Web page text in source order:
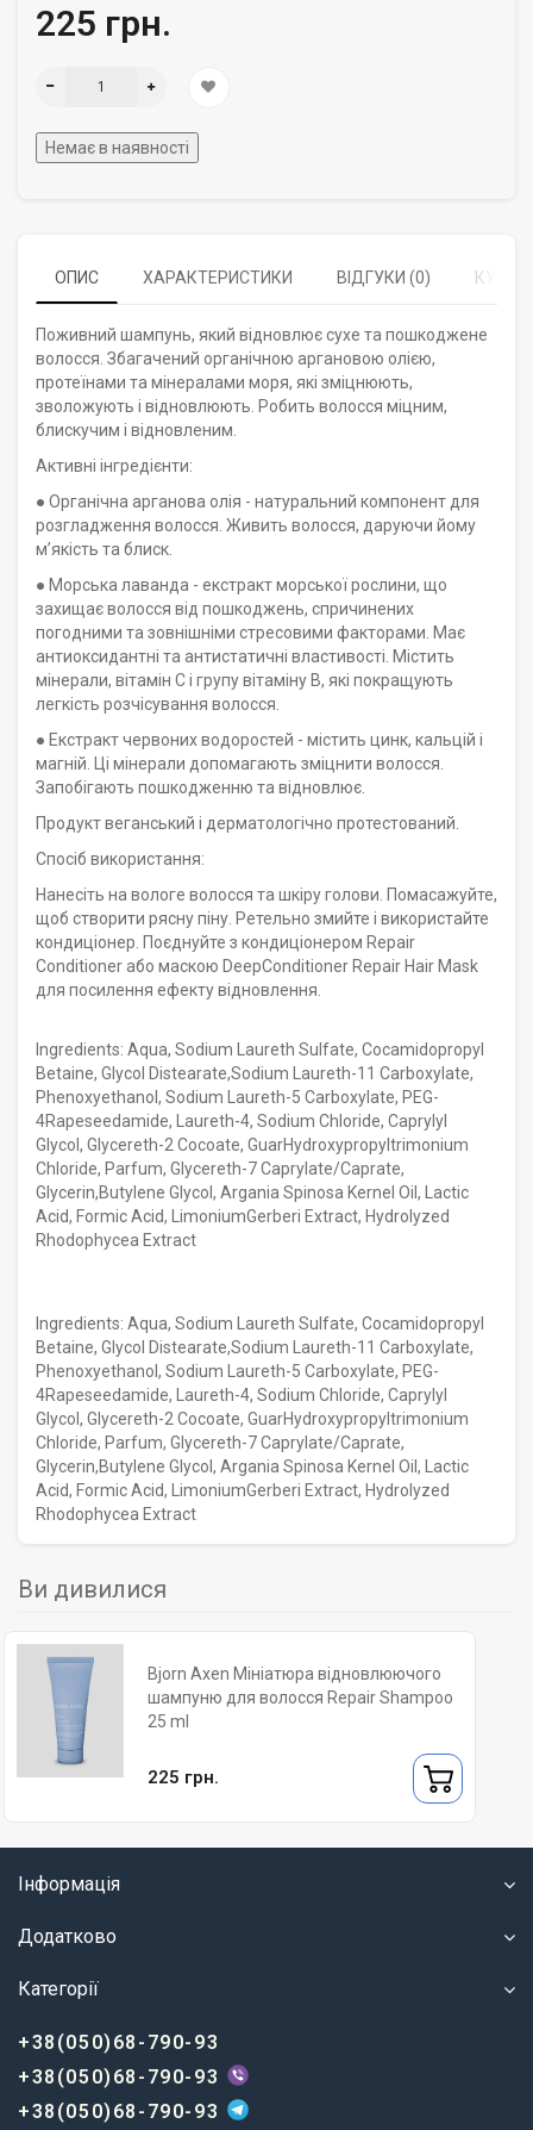
225 грн.
Немає в наявності
ОПИС ХАРАКТЕРИСТИКИ ВІДГУКИ (0)
Поживний шампунь, який відновлює сухе та пошкоджене
волосся. Збагачений органічною аргановою олією,
протеїнами та мінералами моря, які зміцнюють,
зволожують і відновлюють. Робить волосся міцним,
блискучим і відновленим.
Активні інгредієнти:
● Органічна арганова олія - натуральний компонент для
розгладження волосся. Живить волосся, даруючи йому
мʼякість та блиск.
● Морська лаванда - екстракт морської рослини, що
захищає волосся від пошкоджень, спричинених
погодними та зовнішніми стресовими факторами. Має
антиоксидантні та антистатичні властивості. Містить
мінерали, вітамін С і групу вітаміну В, які покращують
легкість розчісування волосся.
● Екстракт червоних водоростей - містить цинк, кальцій і
магній. Ці мінерали допомагають зміцнити волосся.
Запобігають пошкодженню та відновлює.
Продукт веганський і дерматологічно протестований.
Спосіб використання:
Нанесіть на вологе волосся та шкіру голови. Помасажуйте,
щоб створити рясну піну. Ретельно змийте і використайте
кондиціонер. Поєднуйте з кондиціонером Repair
Conditioner або маскою DeepConditioner Repair Hair Mask
для посилення ефекту відновлення.
Ingredients: Aqua, Sodium Laureth Sulfate, Cocamidopropyl
Betaine, Glycol Distearate,Sodium Laureth-11 Carboxylate,
Phenoxyethanol, Sodium Laureth-5 Carboxylate, PEG-
4Rapeseedamide, Laureth-4, Sodium Chloride, Caprylyl
Glycol, Glycereth-2 Cocoate, GuarHydroxypropyltrimonium
Chloride, Parfum, Glycereth-7 Caprylate/Caprate,
Glycerin,Butylene Glycol, Argania Spinosa Kernel Oil, Lactic
Acid, Formic Acid, LimoniumGerberi Extract, Hydrolyzed
Rhodophycea Extract
Ingredients: Aqua, Sodium Laureth Sulfate, Cocamidopropyl
Betaine, Glycol Distearate,Sodium Laureth-11 Carboxylate,
Phenoxyethanol, Sodium Laureth-5 Carboxylate, PEG-
4Rapeseedamide, Laureth-4, Sodium Chloride, Caprylyl
Glycol, Glycereth-2 Cocoate, GuarHydroxypropyltrimonium
Chloride, Parfum, Glycereth-7 Caprylate/Caprate,
Glycerin,Butylene Glycol, Argania Spinosa Kernel Oil, Lactic
Acid, Formic Acid, LimoniumGerberi Extract, Hydrolyzed
Rhodophycea Extract
Ви дивилися
Bjorn Axen Мініатюра відновлюючого
шампуню для волосся Repair Shampoo
25 ml
225 грн.
Інформація
Додатково
Категорії
+38(050)68-790-93
+38(050)68-790-93
+38(050)68-790-93